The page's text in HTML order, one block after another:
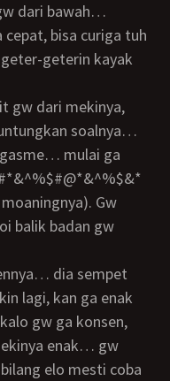
dari bawah…
bisa curiga tuh
geterin kayak
soalnya…
mulai ga
#*&^%$#@*&^%$&*
Gw
balik badan gw
lagi, kan ga enak
gw ga konsen,
enak… gw
elo mesti coba